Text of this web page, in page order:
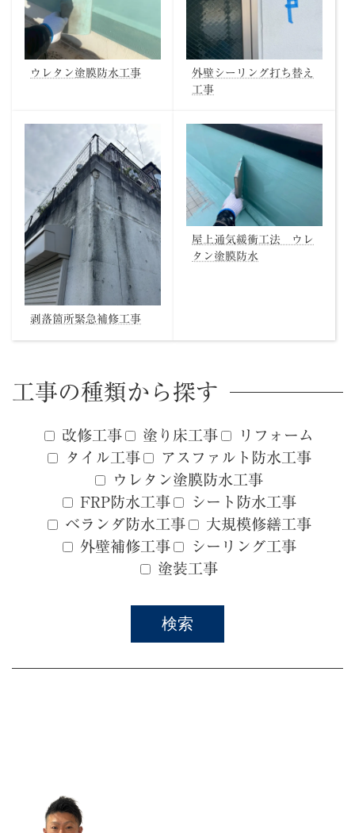
ウレタン塗膜防水工事
外壁シーリング打ち替え
工事
剥落箇所緊急補修工事
屋上通気緩衝工法 ウレ
タン塗膜防水
工事の種類から探す
改修工事 塗り床工事
リフォーム
タイル工事
アスファルト防水工事
ウレタン塗膜防水工事
FRP防水工事
シート防水工事
ベランダ防水工事
大規模修繕工事
外壁補修工事
シーリング工事
塗装工事
検索